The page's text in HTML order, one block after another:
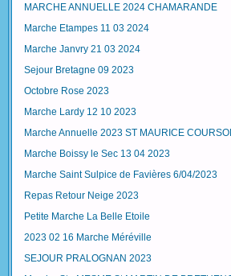
MARCHE ANNUELLE 2024 CHAMARANDE
Marche Etampes 11 03 2024
Marche Janvry 21 03 2024
Sejour Bretagne 09 2023
Octobre Rose 2023
Marche Lardy 12 10 2023
Marche Annuelle 2023 ST MAURICE
Marche Boissy le Sec 13 04 2023
Marche Saint Sulpice de Favières 6/04/2023
Repas Retour Neige 2023
Petite Marche La Belle Etoile
2023 02 16 Marche Méréville
SEJOUR PRALOGNAN 2023